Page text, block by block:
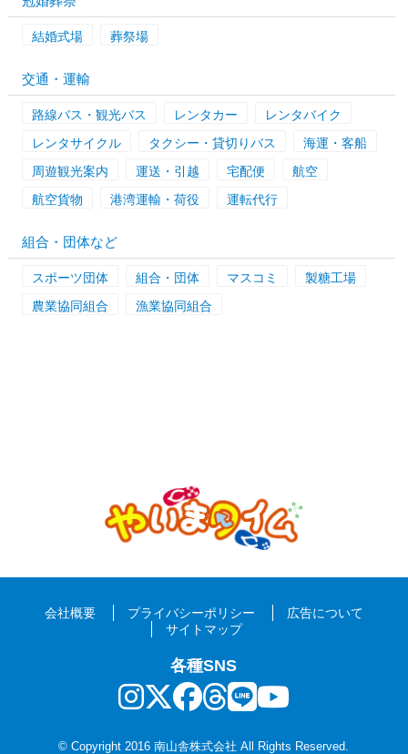
結婚式場 葬祭場
交通・運輸
路線バス・観光バス レンタカー
レンタバイク
レンタサイクル
タクシー・貸切りバス
海運・客船
周遊観光案内
運送・引越 宅配便
航空
航空貨物
港湾運輸・荷役 運転代行
組合・団体など
スポーツ団体 組合・団体 マスコミ
製糖工場
農業協同組合
漁業協同組合
会社概要 プライバシーポリシー
広告について
サイトマップ
各種SNS
© Copyright 2016 南山舎株式会社 All Rights Reserved.